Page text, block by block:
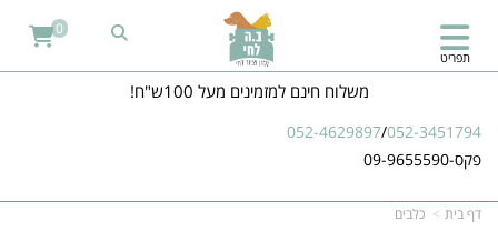
משלוח חינם למזמינים מעל 100ש"ח!
052-4629897/052-3451794
פקס-09-9655590
תפריט
0
דף בית כלבים